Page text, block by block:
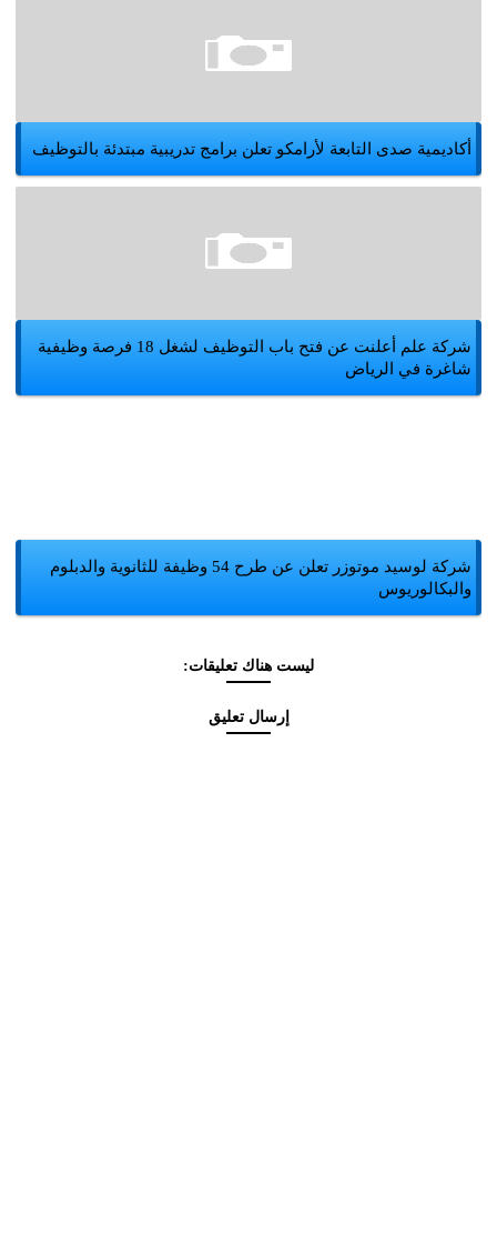
أكاديمية صدى التابعة لأرامكو تعلن برامج تدريبية مبتدئة بالتوظيف
شركة علم أعلنت عن فتح باب التوظيف لشغل 18 فرصة وظيفية
شاغرة في الرياض
شركة لوسيد موتوزر تعلن عن طرح 54 وظيفة للثانوية والدبلوم
والبكالوريوس
ليست هناك تعليقات:
إرسال تعليق